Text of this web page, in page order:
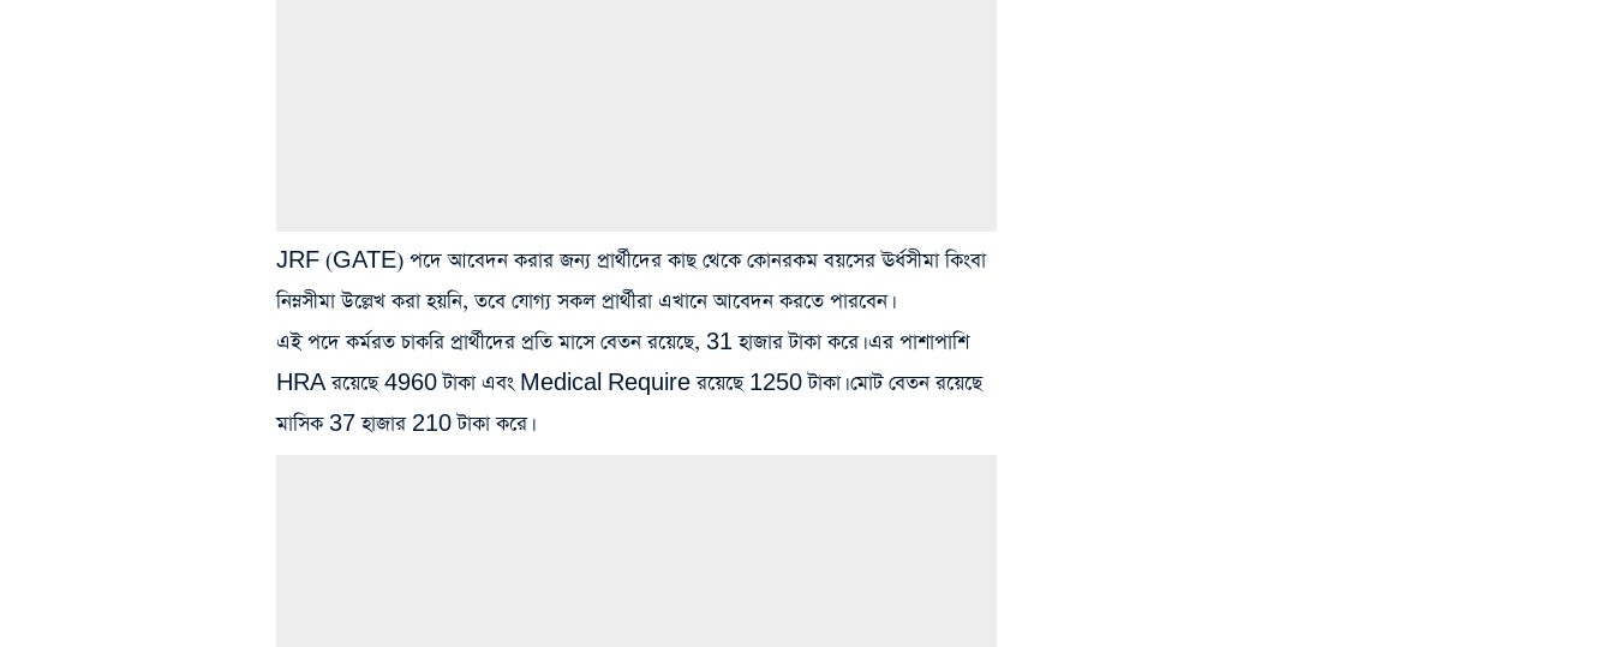
JRF (GATE) পদে আবেদন করার জন্য প্রার্থীদের কাছ থেকে কোনরকম বয়সের ঊর্ধসীমা কিংবা
নিম্নসীমা উল্লেখ করা হয়নি, তবে যোগ্য সকল প্রার্থীরা এখানে আবেদন করতে পারবেন।
এই পদে কর্মরত চাকরি প্রার্থীদের প্রতি মাসে বেতন রয়েছে, 31 হাজার টাকা করে। এর পাশাপাশি
HRA রয়েছে 4960 টাকা এবং Medical Require রয়েছে 1250 টাকা। মোট বেতন রয়েছে
মাসিক 37 হাজার 210 টাকা করে।